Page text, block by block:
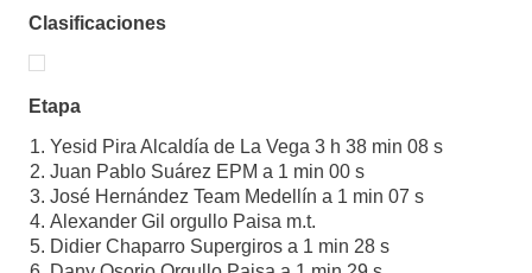
Clasificaciones
Etapa
Yesid Pira Alcaldía de La Vega 3 h 38 min 08 s
Juan Pablo Suárez EPM a 1 min 00 s
José Hernández Team Medellín a 1 min 07 s
Alexander Gil orgullo Paisa m.t.
Didier Chaparro Supergiros a 1 min 28 s